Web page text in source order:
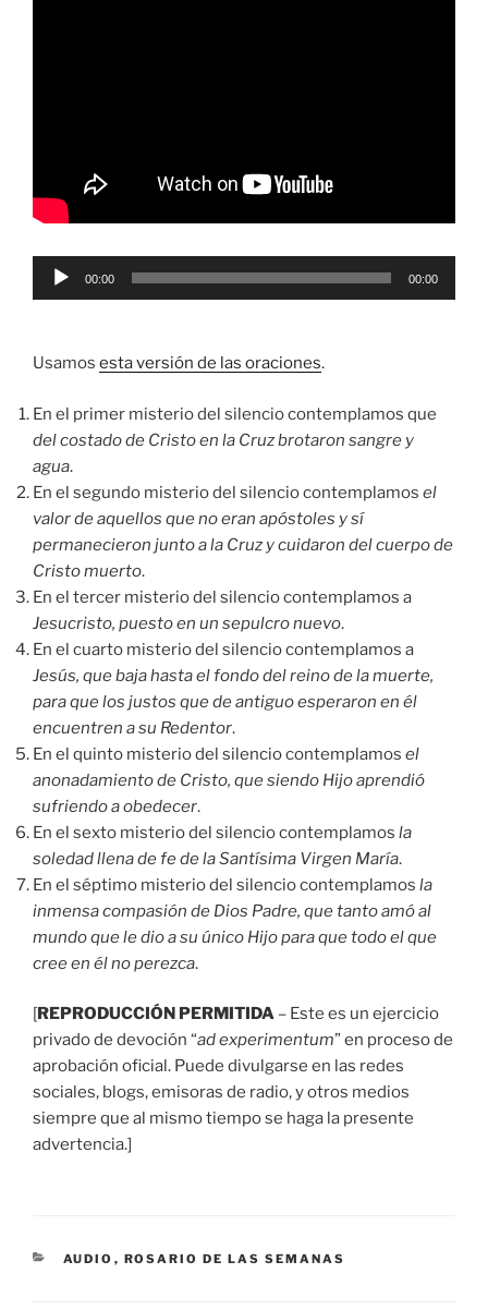
Reproductor
00:00 00:00
Usamos esta versión de las oraciones.
En el primer misterio del silencio contemplamos que
del costado de Cristo en la Cruz brotaron sangre y
agua.
En el segundo misterio del silencio contemplamos el
valor de aquellos que no eran apóstoles y sí
permanecieron junto a la Cruz y cuidaron del cuerpo de
Cristo muerto.
En el tercer misterio del silencio contemplamos a
Jesucristo, puesto en un sepulcro nuevo.
En el cuarto misterio del silencio contemplamos a
Jesús, que baja hasta el fondo del reino de la muerte,
para que los justos que de antiguo esperaron en él
encuentren a su Redentor.
En el quinto misterio del silencio contemplamos el
anonadamiento de Cristo, que siendo Hijo aprendió
sufriendo a obedecer.
En el sexto misterio del silencio contemplamos la
soledad llena de fe de la Santísima Virgen María.
En el séptimo misterio del silencio contemplamos la
inmensa compasión de Dios Padre, que tanto amó al
mundo que le dio a su único Hijo para que todo el que
cree en él no perezca.
[REPRODUCCIÓN PERMITIDA – Este es un ejercicio
privado de devoción “ad experimentum” en proceso de
aprobación oficial. Puede divulgarse en las redes
sociales, blogs, emisoras de radio, y otros medios
siempre que al mismo tiempo se haga la presente
advertencia.]
CATEGORÍAS
AUDIO , ROSARIO DE LAS SEMANAS